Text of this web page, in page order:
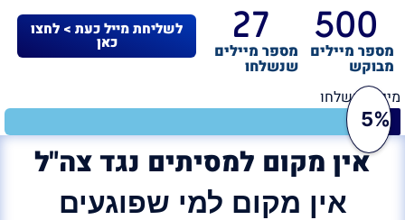
מספר מיילים
מבוקש
500
מספר מיילים
שנשלחו
27 לשליחת מייל כעת > לחצו
כאן
מיילים נשלחו
5%
אין מקום למסיתים נגד צה"ל
אין מקום למי שפוגעים